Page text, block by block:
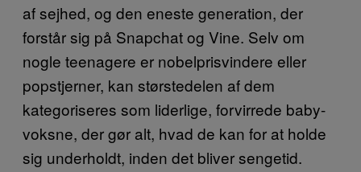
af sejhed, og den eneste generation, der
forstår sig på Snapchat og Vine. Selv om
nogle teenagere er nobelprisvindere eller
popstjerner, kan størstedelen af dem
kategoriseres som liderlige, forvirrede baby-
voksne, der gør alt, hvad de kan for at holde
sig underholdt, inden det bliver sengetid.